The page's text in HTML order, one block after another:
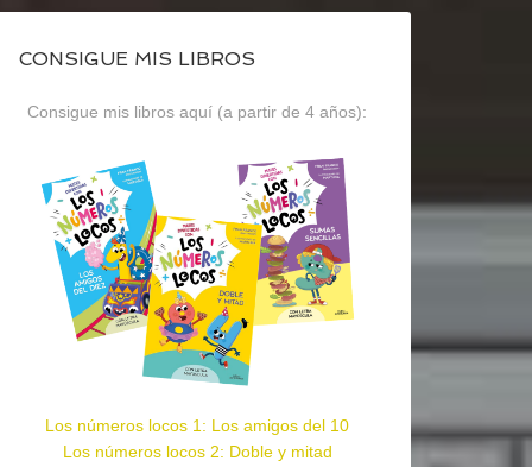
CONSIGUE MIS LIBROS
Consigue mis libros aquí (a partir de 4 años):
Los números locos 1: Los amigos del 10
Los números locos 2: Doble y mitad